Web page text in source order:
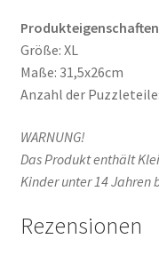
Größe: XL
Maße: 31,5x26cm
Anzahl der
WARNUNG!
Das Produkt enthält
Kinder unter 14 Jahren
Rezensionen